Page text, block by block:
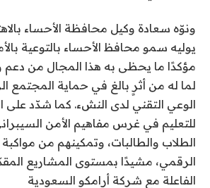
ونوّه سعادة وكيل محافظة الأحساء
يوليه سمو محافظ الأحساء بالتوعية
مؤكدًا ما يحظى به هذا المجال من دعم
لما له من أثرٍ بالغ في حماية المجتمع
الوعي التقني لدى النشء. كما شدّد على
للتعليم في غرس مفاهيم الأمن
الطلاب والطالبات، وتمكينهم من
الرقمي، مشيدًا بمستوى المشاريع
الفاعلة مع شركة أرامكو السعودية